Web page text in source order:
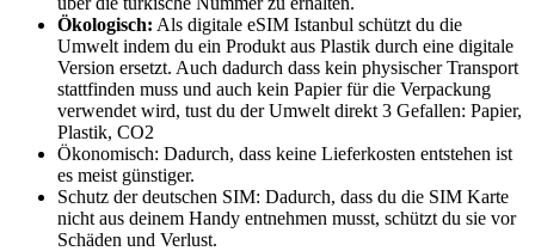
Ökologisch: Als digitale eSIM Istanbul schützt du die
Umwelt indem du ein Produkt aus Plastik durch eine digitale
Version ersetzt. Auch dadurch dass kein physischer Transport
stattfinden muss und auch kein Papier für die Verpackung
verwendet wird, tust du der Umwelt direkt 3 Gefallen: Papier,
Plastik, CO2
Ökonomisch: Dadurch, dass keine Lieferkosten entstehen ist
es meist günstiger.
Schutz der deutschen SIM: Dadurch, dass du die SIM Karte
nicht aus deinem Handy entnehmen musst, schützt du sie vor
Schäden und Verlust.